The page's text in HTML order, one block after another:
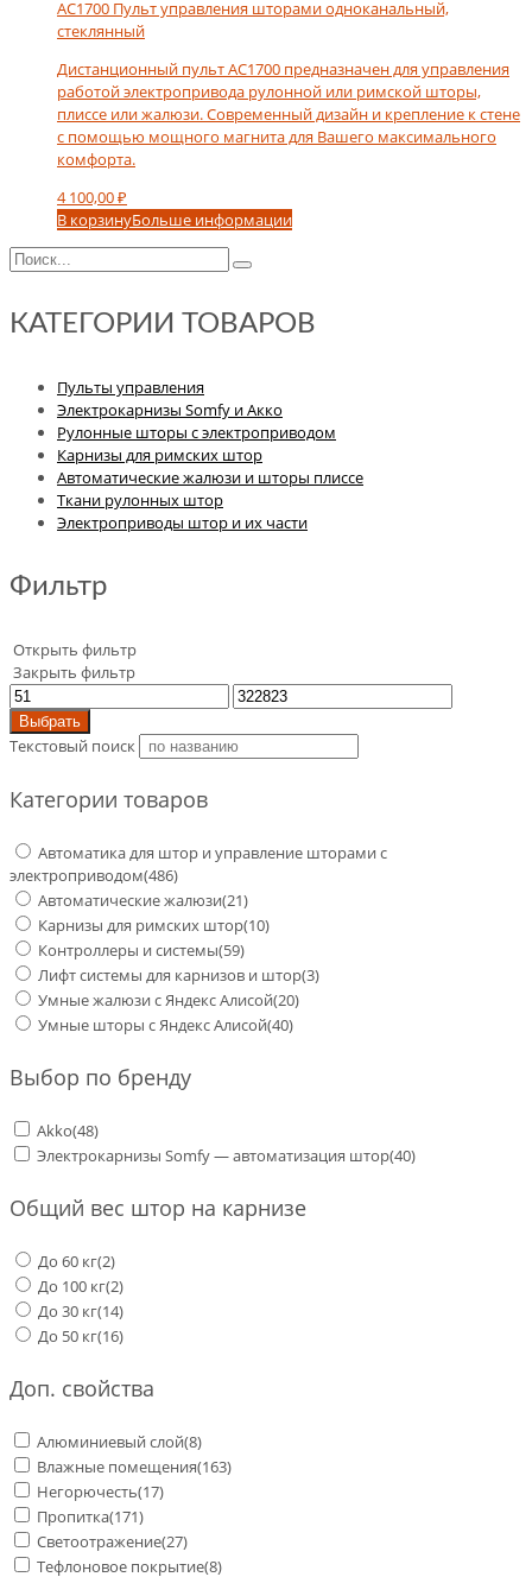
AC1700 Пульт управления шторами одноканальный,
стеклянный
Дистанционный пульт АС1700 предназначен для управления
работой электропривода рулонной или римской шторы,
плиссе или жалюзи. Современный дизайн и крепление к стене
с помощью мощного магнита для Вашего максимального
комфорта.
4 100,00₽
В корзинуБольше информации
КАТЕГОРИИ ТОВАРОВ
Пульты управления
Электрокарнизы Somfy и Акко
Рулонные шторы с электроприводом
Карнизы для римских штор
Автоматические жалюзи и шторы плиссе
Ткани рулонных штор
Электроприводы штор и их части
Фильтр
Открыть фильтр
Закрыть фильтр
Выбрать
Текстовый поиск
Категории товаров
Автоматика для штор и управление шторами с
электроприводом(486)
Автоматические жалюзи(21)
Карнизы для римских штор(10)
Контроллеры и системы(59)
Лифт системы для карнизов и штор(3)
Умные жалюзи с Яндекс Алисой(20)
Умные шторы с Яндекс Алисой(40)
Выбор по бренду
Akko(48)
Электрокарнизы Somfy — автоматизация штор(40)
Общий вес штор на карнизе
До 60 кг(2)
До 100 кг(2)
До 30 кг(14)
До 50 кг(16)
Доп. свойства
Алюминиевый слой(8)
Влажные помещения(163)
Негорючесть(17)
Пропитка(171)
Светоотражение(27)
Тефлоновое покрытие(8)